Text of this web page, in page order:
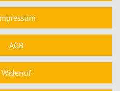
AGB
Widerruf